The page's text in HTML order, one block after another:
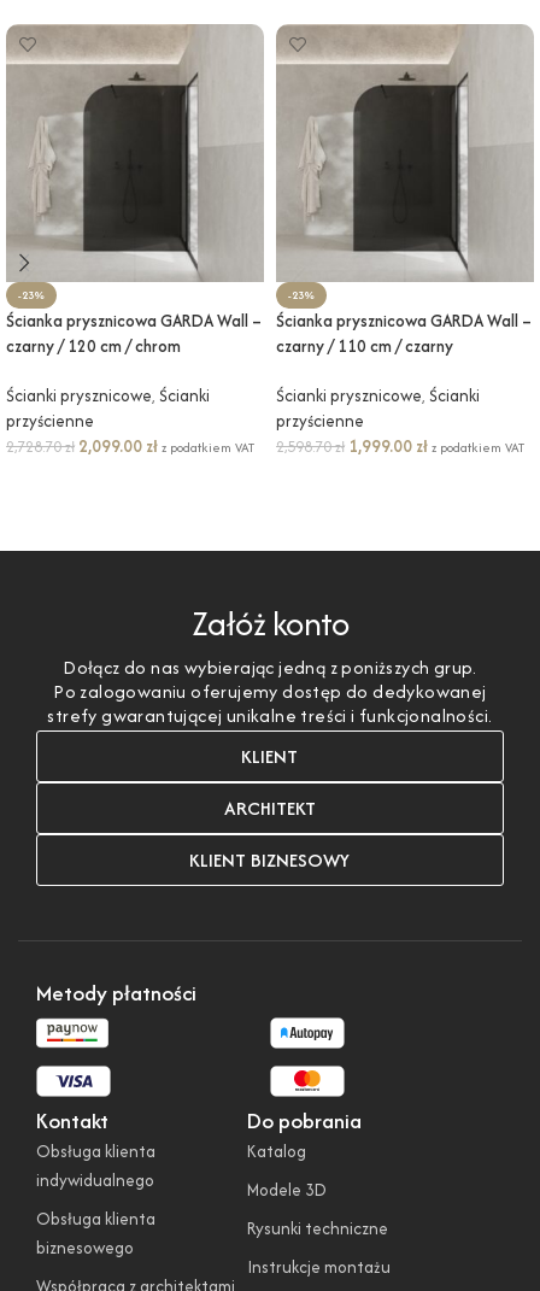
-23%
Ścianka prysznicowa GARDA Wall –
czarny / 120 cm / chrom
Ścianki prysznicowe, Ścianki
przyścienne
2,728.70zł 2,099.00 złz podatkiem VAT
-23%
Ścianka prysznicowa GARDA Wall –
czarny / 110 cm / czarny
Ścianki prysznicowe, Ścianki
przyścienne
2,598.70zł 1,999.00 złz podatkiem VAT
Załóż konto
Dołącz do nas wybierając jedną z poniższych grup.
Po zalogowaniu oferujemy dostęp do dedykowanej
strefy gwarantującej unikalne treści i funkcjonalności.
KLIENT
ARCHITEKT
KLIENT BIZNESOWY
Kontakt
Obsługa klienta
indywidualnego
Obsługa klienta
biznesowego
Współpraca z architektami
Do pobrania
Katalog
Modele 3D
Rysunki techniczne
Instrukcje montażu
Metody płatności